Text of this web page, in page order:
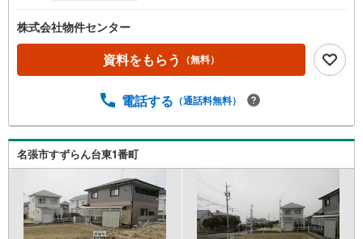
株式会社物件センター
資料をもらう （無料）
電話する （通話料無料）
名張市すずらん台東1番町